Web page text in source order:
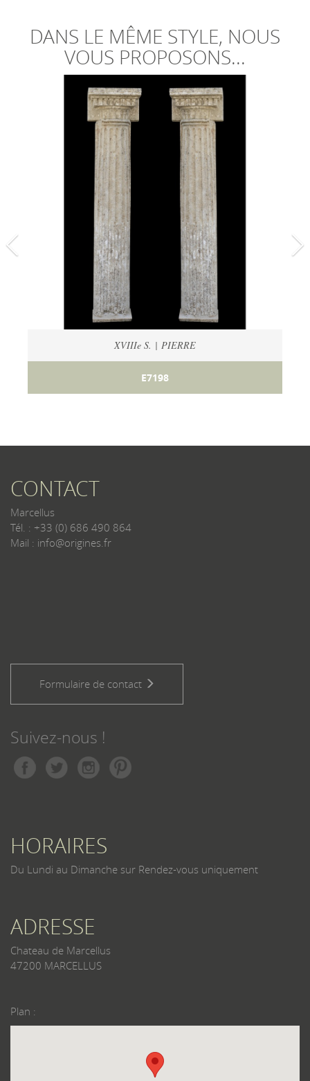
DANS LE MÊME STYLE, NOUS
VOUS PROPOSONS...
XVIIIe S. | PIERRE
E7198
CONTACT
Marcellus
Tél. : +33 (0) 686 490 864
Mail : info@origines.fr
Formulaire de contact
Suivez-nous !
HORAIRES
Du Lundi au Dimanche sur Rendez-vous uniquement
ADRESSE
Chateau de Marcellus
47200 MARCELLUS
Plan :